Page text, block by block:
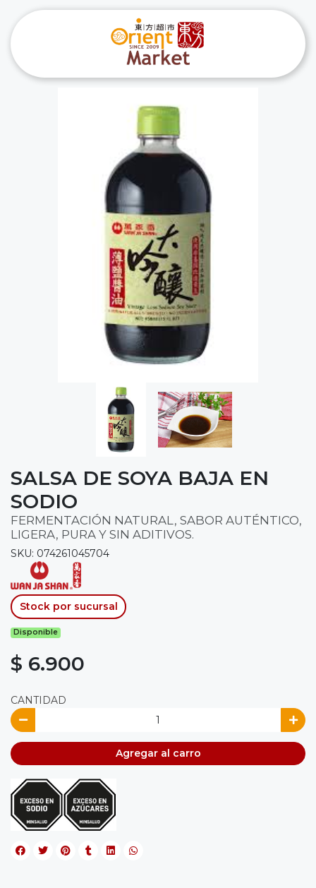
SALSA DE SOYA BAJA EN
SODIO
FERMENTACIÓN NATURAL, SABOR AUTÉNTICO,
LIGERA, PURA Y SIN ADITIVOS.
SKU: 074261045704
Stock por sucursal
Disponible
$ 6.900
CANTIDAD
Agregar al carro